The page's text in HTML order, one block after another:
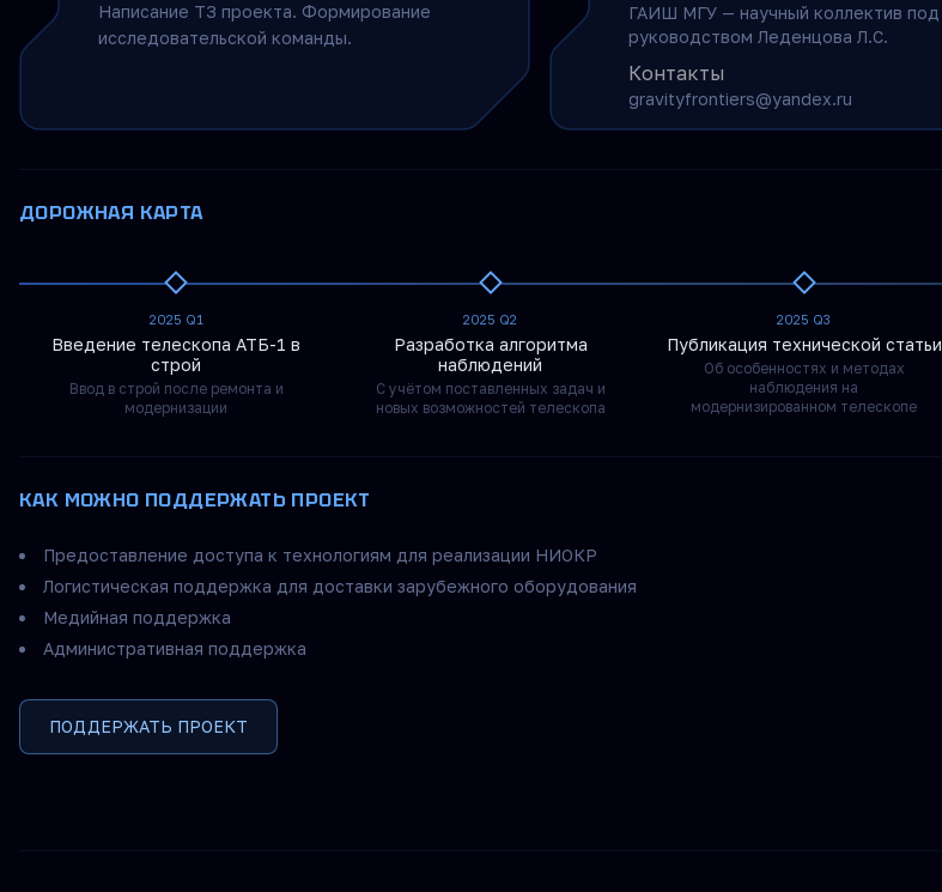
Написание ТЗ проекта. Формирование
исследовательской команды.
ГАИШ МГУ — научный коллектив под
руководством Леденцова Л.С.
Контакты
gravityfrontiers@yandex.ru
ДОРОЖНАЯ КАРТА
2025 Q1
Введение телескопа АТБ-1 в
строй
Ввод в строй после ремонта и
модернизации
2025 Q2
Разработка алгоритма
наблюдений
С учётом поставленных задач и
новых возможностей телескопа
2025 Q3
Публикация технической статьи
Об особенностях и методах
наблюдения на
модернизированном телескопе
КАК МОЖНО ПОДДЕРЖАТЬ ПРОЕКТ
Предоставление доступа к технологиям для реализации НИОКР
Логистическая поддержка для доставки зарубежного оборудования
Медийная поддержка
Административная поддержка
ПОДДЕРЖАТЬ ПРОЕКТ